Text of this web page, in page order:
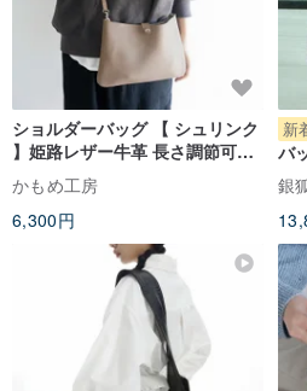
ショルダーバッグ 【 シュリンク
】姫路レザー牛革 長さ調節可ス
トラップ HS32K
かもめ工房
6,300円
新
バッグ 正倉院
ー
銀